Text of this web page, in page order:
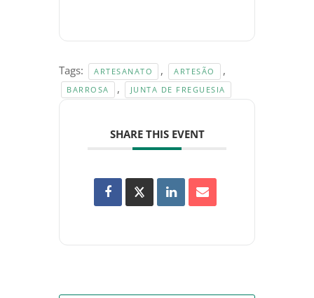
Tags: ARTESANATO , ARTESÃO ,
BARROSA , JUNTA DE FREGUESIA
SHARE THIS EVENT